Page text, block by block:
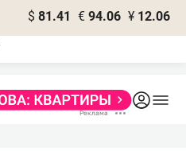
$ 81.41 € 94.06 ¥ 12.06